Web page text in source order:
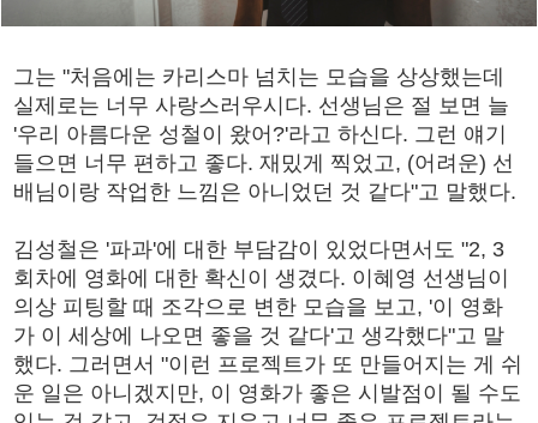
그는 "처음에는 카리스마 넘치는 모습을 상상했는데
실제로는 너무 사랑스러우시다. 선생님은 절 보면 늘
'우리 아름다운 성철이 왔어?'라고 하신다. 그런 얘기
들으면 너무 편하고 좋다. 재밌게 찍었고, (어려운) 선
배님이랑 작업한 느낌은 아니었던 것 같다"고 말했다.
김성철은 '파과'에 대한 부담감이 있었다면서도 "2, 3
회차에 영화에 대한 확신이 생겼다. 이혜영 선생님이
의상 피팅할 때 조각으로 변한 모습을 보고, '이 영화
가 이 세상에 나오면 좋을 것 같다'고 생각했다"고 말
했다. 그러면서 "이런 프로젝트가 또 만들어지는 게 쉬
운 일은 아니겠지만, 이 영화가 좋은 시발점이 될 수도